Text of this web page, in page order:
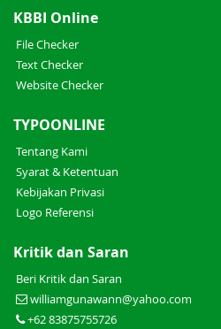
KBBI Online
File Checker
Text Checker
Website Checker
TYPOONLINE
Tentang Kami
Syarat & Ketentuan
Kebijakan Privasi
Logo Referensi
Kritik dan Saran
Beri Kritik dan Saran
williamgunawann@yahoo.com
+62 83875755726